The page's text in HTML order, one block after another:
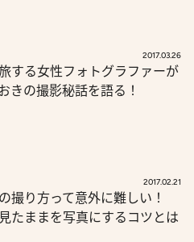
2017.03.26
する女性フォトグラファーが
きの撮影秘話を語る！
2017.02.21
撮り方って意外に難しい！
たままを写真にするコツとは